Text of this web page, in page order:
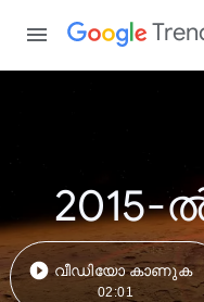
വീഡിയോ കാണുക
02:01